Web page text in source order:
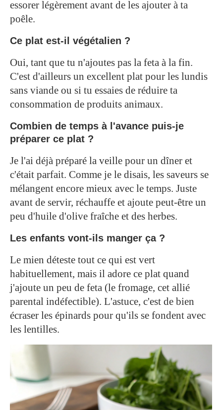
essorer légèrement avant de les ajouter à ta
poêle.
Ce plat est-il végétalien ?
Oui, tant que tu n'ajoutes pas la feta à la fin.
C'est d'ailleurs un excellent plat pour les lundis
sans viande ou si tu essaies de réduire ta
consommation de produits animaux.
Combien de temps à l'avance puis-je
préparer ce plat ?
Je l'ai déjà préparé la veille pour un dîner et
c'était parfait. Comme je le disais, les saveurs se
mélangent encore mieux avec le temps. Juste
avant de servir, réchauffe et ajoute peut-être un
peu d'huile d'olive fraîche et des herbes.
Les enfants vont-ils manger ça ?
Le mien déteste tout ce qui est vert
habituellement, mais il adore ce plat quand
j'ajoute un peu de feta (le fromage, cet allié
parental indéfectible). L'astuce, c'est de bien
écraser les épinards pour qu'ils se fondent avec
les lentilles.